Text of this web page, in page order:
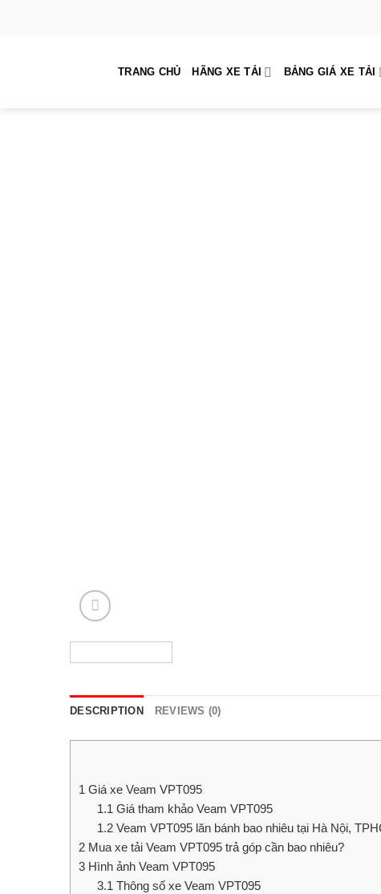
TRANG CHỦ HÃNG XE TẢI BẢNG GIÁ XE TẢI
DESCRIPTION REVIEWS (0)
1 Giá xe Veam VPT095
1.1 Giá tham khảo Veam VPT095
1.2Veam VPT095 lăn bánh bao nhiêu tại Hà Nội,
2 Mua xe tải Veam VPT095 trả góp cần bao nhiêu?
3 Hình ảnh Veam VPT095
3.1 Thông số xe Veam VPT095